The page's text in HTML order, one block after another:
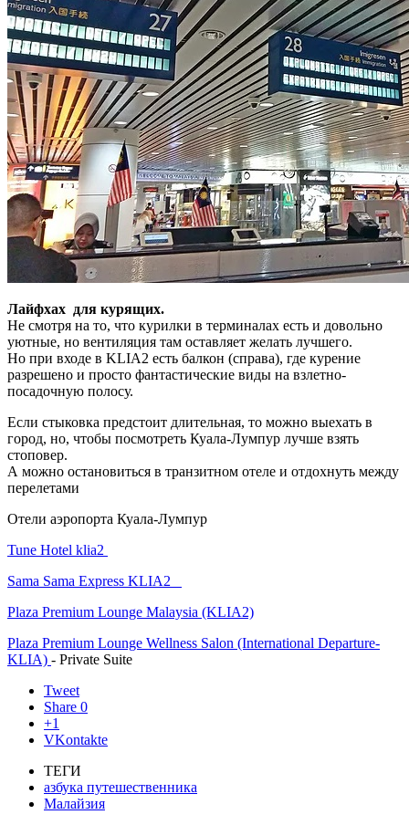
Лайфхах для курящих.
Не смотря на то, что курилки в терминалах есть и довольно
уютные, но вентиляция там оставляет желать лучшего.
Но при входе в KLIA2 есть балкон (справа), где курение
разрешено и просто фантастические виды на взлетно-
посадочную полосу.
Если стыковка предстоит длительная, то можно выехать в
город, но, чтобы посмотреть Куала-Лумпур лучше взять
стоповер.
А можно остановиться в транзитном отеле и отдохнуть между
перелетами
Отели аэропорта Куала-Лумпур
Tune Hotel klia2
Sama Sama Express KLIA2
Plaza Premium Lounge Malaysia (KLIA2)
Plaza Premium Lounge Wellness Salon (International Departure-
KLIA) - Private Suite
Tweet
Share 0
+1
VKontakte
ТЕГИ
азбука путешественника
Малайзия